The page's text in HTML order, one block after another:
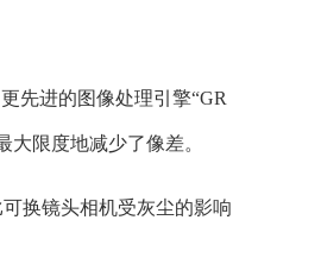
先进的图像处理引擎“GR
大限度地减少了像差。
换镜头相机受灰尘的影响